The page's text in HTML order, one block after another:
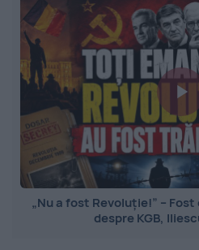
„Nu a fost Revoluție!” –
despre KGB,